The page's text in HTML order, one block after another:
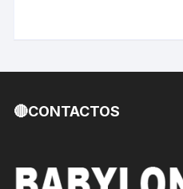
🔴CONTACTOS